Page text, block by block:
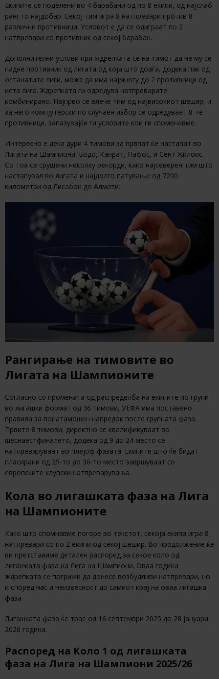
Екипите се поделени во 4 барабани од по 8 екипи, од најслаб
ранг го најдобар. Секој тим игра 8 натпревари против 8
различни противници. Условот е да се одиграат по 2
натпревари со противник од секој барабан.
Дополнителни услови при ждрепката се на тимот да не му се
падне противник од лигата од која што доаѓа, додека пак од
останатите лиги, може да има најмногу до 2 противници од
иста лига. Ждрепката ги одредува натпреварите
комбинирано. Најпрво се влече тим од највисокиот шешир, и
за него компјутерски по случаен избор се одредуваат 8-те
противници, запазувајќи ги условите кои ги споменавме.
Интересно е дека дури 4 тимови за првпат ќе настапат во
Лигата на Шампиони: Бодо, Каират, Пафос, и Сент Жилоис.
Со тоа се срушени неколку рекорди, како најсеверен тим што
настапувал во лигата и најдолго патување од 7200
километри од Лисабон до Алмати.
Рангирање на тимовите во
Лигата на Шампионите
Согласно со промената од распределба на екипите по групи
во лигашки формат од 36 тимови, УЕФА има поставено
правила за понатамошен напредок после групната фаза.
Првите 8 тимови, директно се квалификуваат во
шеснаестфиналето, додека од 9 до 24 место се
натпреваруваат во плејоф фазата. Екипите што ќе бидат
пласирани од 25-то до 36-то место завршуваат со
европските клупски натпреварувања.
Кола во лигашката фаза на Лига
на Шампионите
Како што спомнавме погоре во текстот, секоја екипа игра 8
натпревари со по 2 екипи од секој шешир. Во продолжение ќе
ви претставиме детален распоред за секое коло од
лигашката фаза на Лига на Шампиони. Оваа година
ждрепката се погрижи да донесе возбудливи натпревари, но
и според нас и неизвесност до самиот крај на оваа лигашка
фаза.
Лигашката фаза ќе трае од 16 септември 2025 до 28 јануари
2026 година.
Распоред на Коло 1 од лигашката
фаза на Лига на Шампиони 2025/26